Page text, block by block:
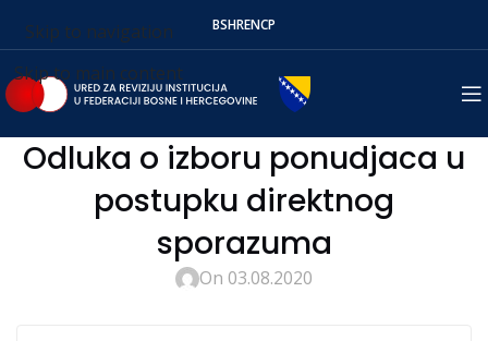
Skip to navigation
Skip to main content
BSHRENСР
Odluka o izboru ponudjaca u
postupku direktnog
sporazuma
On 03.08.2020